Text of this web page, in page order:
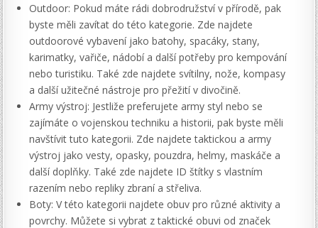
Outdoor: Pokud máte rádi dobrodružství v přírodě, pak
byste měli zavítat do této kategorie. Zde najdete
outdoorové vybavení jako batohy, spacáky, stany,
karimatky, vařiče, nádobí a další potřeby pro kempování
nebo turistiku. Také zde najdete svítilny, nože, kompasy
a další užitečné nástroje pro přežití v divočině.
Army výstroj: Jestliže preferujete army styl nebo se
zajímáte o vojenskou techniku a historii, pak byste měli
navštívit tuto kategorii. Zde najdete taktickou a army
výstroj jako vesty, opasky, pouzdra, helmy, maskáče a
další doplňky. Také zde najdete ID štítky s vlastním
razením nebo repliky zbraní a střeliva.
Boty: V této kategorii najdete obuv pro různé aktivity a
povrchy. Můžete si vybrat z taktické obuvi od značek